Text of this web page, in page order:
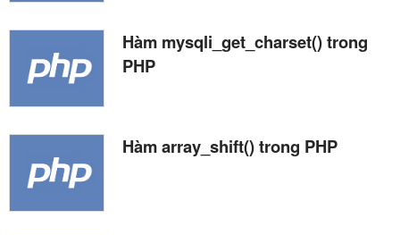
Hàm mysqli_get_charset() trong
PHP
Hàm array_shift() trong PHP